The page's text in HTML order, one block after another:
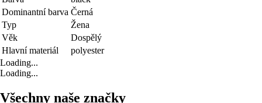
Dominantní barva Černá
Typ
Žena
Věk
Dospělý
Hlavní materiál
polyester
Loading...
Loading...
Všechny naše značky